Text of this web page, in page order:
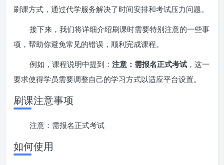
刷课方式，通过代学服务解决了时间安排和考试压力问题。
接下来，我们将详细介绍刷课时需要特别注意的一些事
项，帮助你避免常见的错误，顺利完成课程。
例如，课程说明中提到： 注意：需报名正式考试 ，这一
要求使得学员需要调整自己的学习方式以适应平台设置。
刷课注意事项
注意：需报名正式考试
如何使用